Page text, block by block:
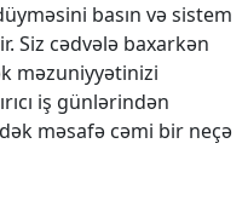
basın və sistem
Siz cədvələ baxarkən
məzuniyyətinizi
iş günlərindən
məsafə cəmi bir neçə